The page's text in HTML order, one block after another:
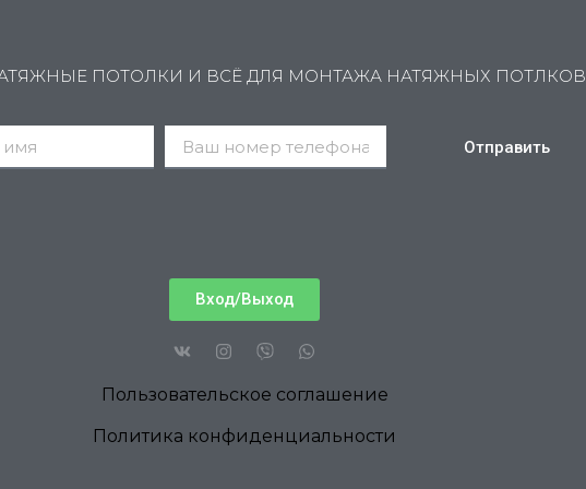
ПОТОЛКИ И ВСЁ ДЛЯ МОНТАЖА НАТЯЖНЫХ ПОТЛКОВ
Отправить
Вход/Выход
Пользовательское соглашение
Политика конфиденциальности